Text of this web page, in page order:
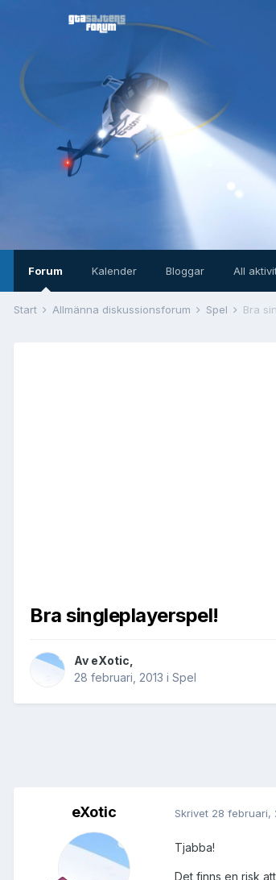
Forum Kalender Bloggar All
Start Allmänna diskussionsforum Spel Bra
Bra singleplayerspel!
Av eXotic
28 februari, 2013 i Spel
eXotic Skrivet 28 februari,
Tjabba!
Det finns en risk